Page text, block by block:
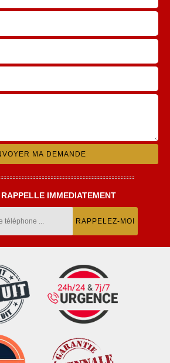
IMMEDIATEMENT